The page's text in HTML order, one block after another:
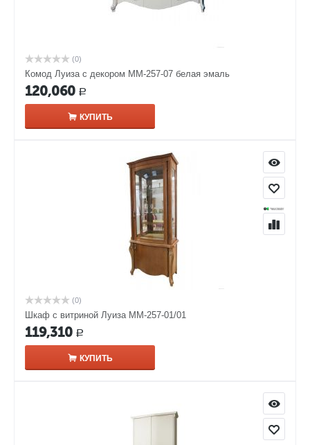
(0)
Комод Луиза с декором ММ-257-07 белая эмаль
120,060 Р
КУПИТЬ
(0)
Шкаф с витриной Луиза ММ-257-01/01
119,310 Р
КУПИТЬ